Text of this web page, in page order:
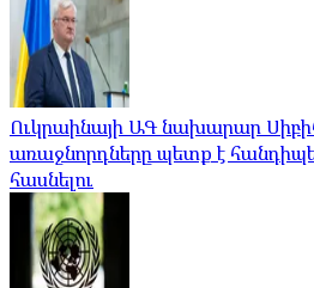
Ուկրաինայի ԱԳ նախարար
առաջնորդները պետք է
հասնելու